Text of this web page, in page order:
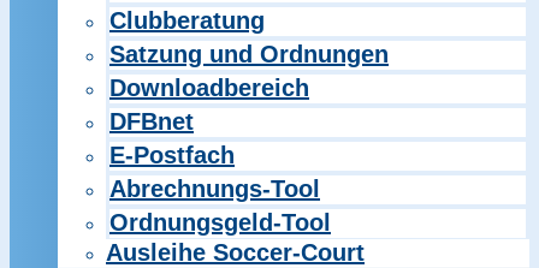
Clubberatung
Satzung und Ordnungen
Downloadbereich
DFBnet
E-Postfach
Abrechnungs-Tool
Ordnungsgeld-Tool
Ausleihe Soccer-Court